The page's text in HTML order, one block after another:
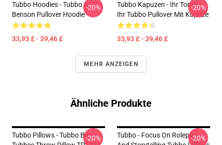
Tubbo Hoodies - Tubbo &
Benson Pullover Hoodie
33,93 £ - 39,46 £
-20%
Tubbo Kapuzen - Ihr Tommy
Ihr Tubbo Pullover Mit Kapuze
33,93 £ - 39,46 £
-20%
MEHR ANZEIGEN
Ähnliche Produkte
Tubbo Pillows - Tubbo Bee-20%
Tubbo - Focus On Roleplay-20%